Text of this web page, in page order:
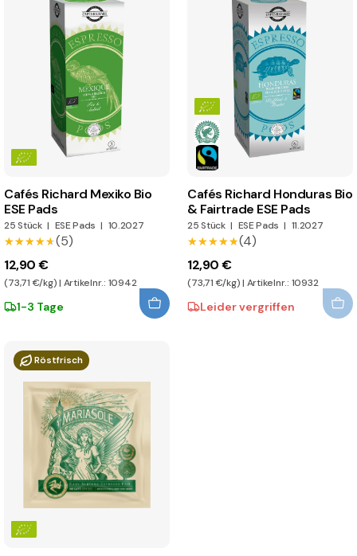
Cafés Richard Mexiko Bio
ESE Pads
25 Stück | ESE Pads | 10.2027
★★★★★
★★★★★(5)
12,90 €
(73,71 €/kg) | Artikelnr.: 10942
1-3 Tage
Cafés Richard Honduras Bio
& Fairtrade ESE Pads
25 Stück | ESE Pads | 11.2027
★★★★★
★★★★★(4)
12,90 €
(73,71 €/kg) | Artikelnr.: 10932
Leider vergriffen
Röstfrisch